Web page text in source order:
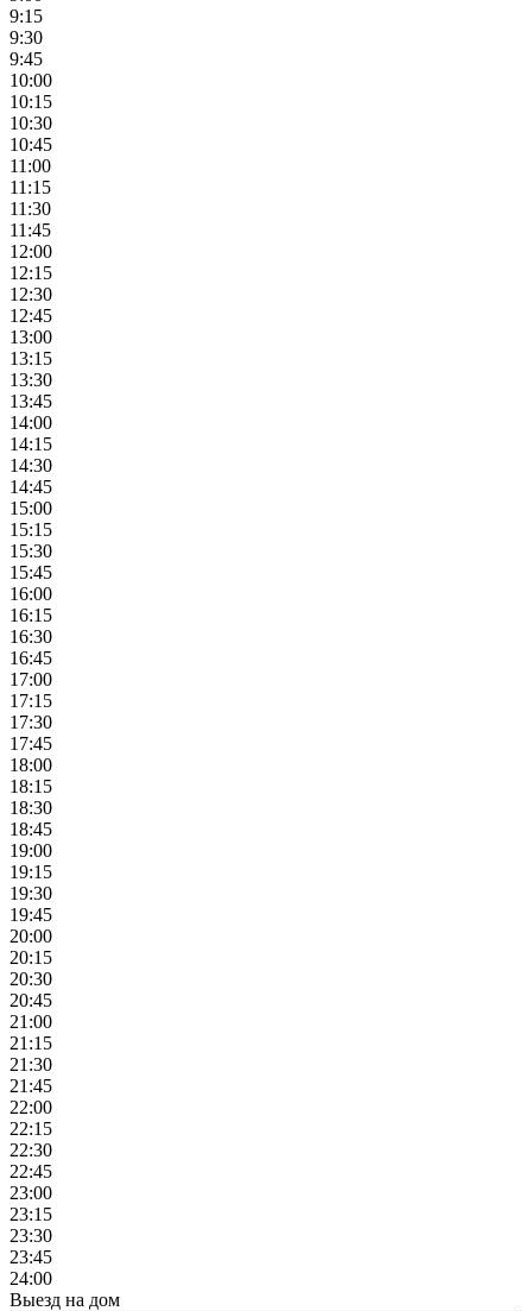
9:15
9:30
9:45
10:00
10:15
10:30
10:45
11:00
11:15
11:30
11:45
12:00
12:15
12:30
12:45
13:00
13:15
13:30
13:45
14:00
14:15
14:30
14:45
15:00
15:15
15:30
15:45
16:00
16:15
16:30
16:45
17:00
17:15
17:30
17:45
18:00
18:15
18:30
18:45
19:00
19:15
19:30
19:45
20:00
20:15
20:30
20:45
21:00
21:15
21:30
21:45
22:00
22:15
22:30
22:45
23:00
23:15
23:30
23:45
24:00
Выезд на дом